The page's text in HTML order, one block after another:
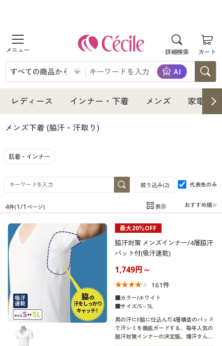
詳細検索 カート
商品を探す
レディース
レディースファッション
女性下着
インナー・下着
インナー・下着通販すべて
女性下着
メンズ下着
ジュニア・ティーンズ下着
メンズ
メンズ通販すべて
メンズファッション
メンズ下着
家電・雑貨
家電・雑貨すべて
家電
キッチン・雑貨・日用品
寝具・インテリア・家具
寝具・インテリア・家具通販すべて
家具・収納
寝具・ベッド
カーテン・ラグ・ファブリック
美容・健康
美容・健康通販すべて
美容・健康・サプリメント
制服・スクール
制服・スクールすべて
ジュニア・ティーンズ下着
大きいサイズ
大きいサイズ通販すべて
大きいサイズ レディース服
バーゲン
バーゲンセール
詳細検索
商品カテゴリ一覧
レディース インナー・下着 メンズ 家電・
メンズ下着 (脇汗・汗取り)
肌着・インナー
絞り込み(2) 代表色のみ
在庫 在庫のある商品のみ表示
カテゴリ
メンズサイズ
M
4件(1/1 ページ) 表示
最大20％OFF
脇汗対策 メンズインナー/4層脇汗
パット付(吸汗速乾)
1,749円～
161件
■カラー/ホワイト
■サイズ/S～5L
男の汗に!!脇に仕込んだ4層構造のパッド
で汗シミを徹底ガードする、毎年人気の
脇汗対策インナーの決定版。爆汗さんに